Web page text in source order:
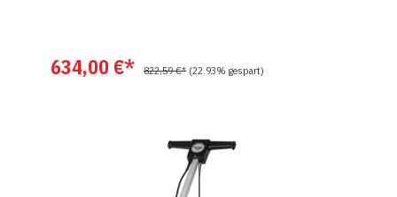
634,00 €* 822,59 €* (22.93% gespart)